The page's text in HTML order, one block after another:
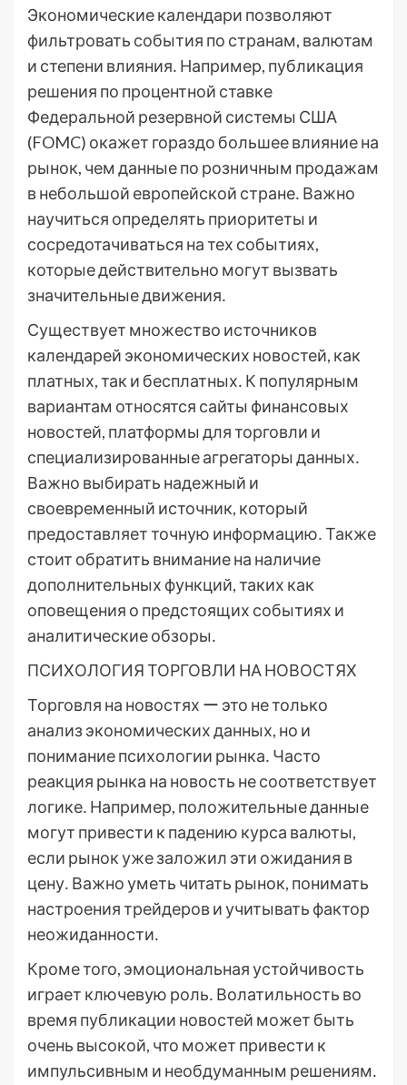
Экономические календари позволяют
фильтровать события по странам, валютам
и степени влияния․ Например, публикация
решения по процентной ставке
Федеральной резервной системы США
(FOMC) окажет гораздо большее влияние на
рынок, чем данные по розничным продажам
в небольшой европейской стране․ Важно
научиться определять приоритеты и
сосредотачиваться на тех событиях,
которые действительно могут вызвать
значительные движения․
Существует множество источников
календарей экономических новостей, как
платных, так и бесплатных․ К популярным
вариантам относятся сайты финансовых
новостей, платформы для торговли и
специализированные агрегаторы данных․
Важно выбирать надежный и
своевременный источник, который
предоставляет точную информацию․ Также
стоит обратить внимание на наличие
дополнительных функций, таких как
оповещения о предстоящих событиях и
аналитические обзоры․
ПСИХОЛОГИЯ ТОРГОВЛИ НА НОВОСТЯХ
Торговля на новостях ー это не только
анализ экономических данных, но и
понимание психологии рынка․ Часто
реакция рынка на новость не соответствует
логике․ Например, положительные данные
могут привести к падению курса валюты,
если рынок уже заложил эти ожидания в
цену․ Важно уметь читать рынок, понимать
настроения трейдеров и учитывать фактор
неожиданности․
Кроме того, эмоциональная устойчивость
играет ключевую роль․ Волатильность во
время публикации новостей может быть
очень высокой, что может привести к
импульсивным и необдуманным решениям․